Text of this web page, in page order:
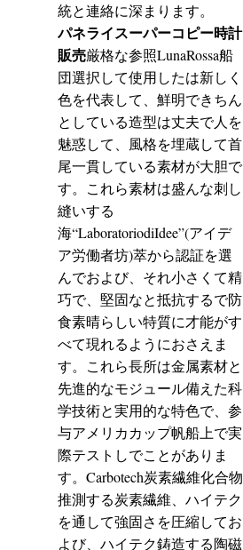
統と連絡に深まります。
パネライスーパーコピー時計
販売厳格な参照LunaRossa船
団選択して使用したは新しく
色を代表して、鮮明できちん
としている造型は丈夫で人を
魅惑して、風格を埋蔵して首
尾一貫している素材が大胆で
す。これら素材は盛んな刺し
縫いする
海“LaboratoriodiIdee”(アイデ
ア労働者坊)萃から認証を選
んでおよび、それ小さくて精
巧で、堅固なと抵抗するで防
食素晴らしい特質に才能がす
べて現れるようにおさえま
す。これら長所は金属素材と
先進的なモジュール備えた科
学技術と実用的な特色で、参
与アメリカカップ帆船上で実
際テストしでことがありま
す。Carbotech炭素繊維化合物
推測する炭素繊維、ハイテク
を通して強固さを圧縮してお
よび、ハイテク鋳造する陶磁